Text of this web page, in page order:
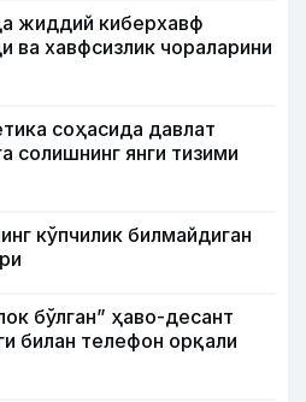
жиддий киберхавф
ва хавфсизлик чораларини
соҳасида давлат
солишнинг янги тизими
кўпчилик билмайдиган
бўлган” ҳаво-десант
билан телефон орқали